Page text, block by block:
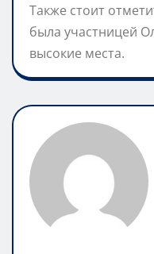
Также стоит
была участницей
высокие места.